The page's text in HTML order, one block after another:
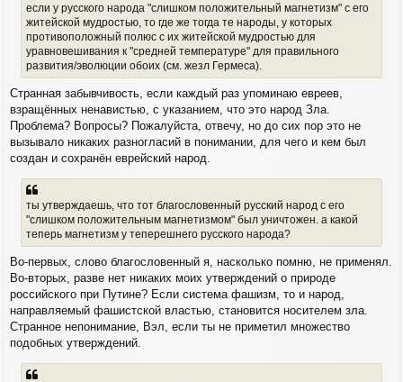
если у русского народа "слишком положительный магнетизм" с его
житейской мудростью, то где же тогда те народы, у которых
противоположный полюс с их житейской мудростью для
уравновешивания к "средней температуре" для правильного
развития/эволюции обоих (см. жезл Гермеса).
Странная забывчивость, если каждый раз упоминаю евреев,
взращённых ненавистью, с указанием, что это народ Зла.
Проблема? Вопросы? Пожалуйста, отвечу, но до сих пор это не
вызывало никаких разногласий в понимании, для чего и кем был
создан и сохранён еврейский народ.
ты утверждаешь, что тот благословенный русский народ с его
"слишком положительным магнетизмом" был уничтожен. а какой
теперь магнетизм у теперешнего русского народа?
Во-первых, слово благословенный я, насколько помню, не применял.
Во-вторых, разве нет никаких моих утверждений о природе
российского при Путине? Если система фашизм, то и народ,
направляемый фашистской властью, становится носителем зла.
Странное непонимание, Вэл, если ты не приметил множество
подобных утверждений.